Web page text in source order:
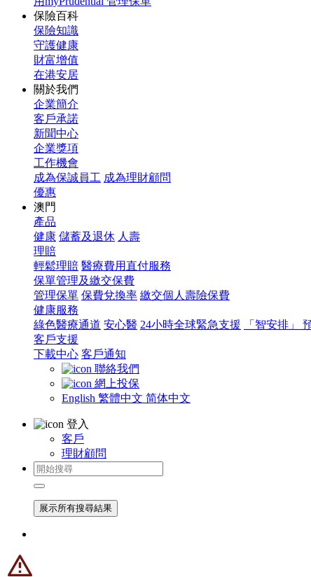
保險百科
保險知識
守護健康
財富增值
在港安居
關於我們
企業簡介
客戶承諾
新聞中心
企業獎項
工作機會
成為保誠員工 成為理財顧問
優惠
澳門
產品
健康 儲蓄及退休 人壽
理賠
輕鬆理賠 醫療費用直付服務
保單管理及繳交保費
管理保單 保費兌換率 繳交個人壽險保費
健康服務
綠色醫療通道 安心醫 24小時全球緊急支援
「智安排」
客戶支援
下載中心 客戶通知
聯絡我們
網上投保
English 繁體中文 简体中文
登入
客戶
理財顧問
展示所有搜尋結果